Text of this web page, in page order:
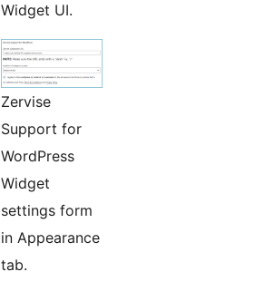
Widget UI.
Zervise
Support for
WordPress
Widget
settings form
in Appearance
tab.